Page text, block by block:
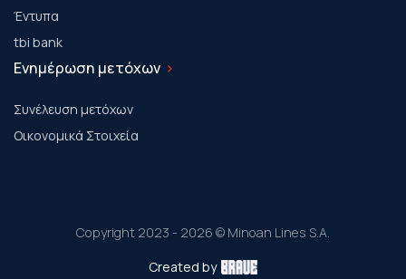
Έντυπα
tbi bank
Ενημέρωση μετόχων
Συνέλευση μετόχων
Οικονομικά Στοιχεία
Copyright 2023 - 2026 © Minoan Lines S.A.
Created by